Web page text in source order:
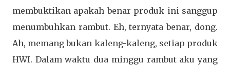
membuktikan apakah benar produk ini sanggup
menumbuhkan rambut. Eh, ternyata benar, dong.
Ah, memang bukan kaleng-kaleng, setiap produk
HWI. Dalam waktu dua minggu rambut aku yang